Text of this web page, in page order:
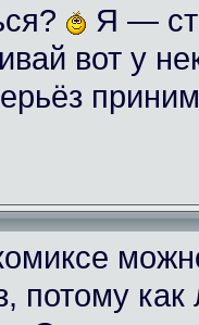
Я —
вот у
потому